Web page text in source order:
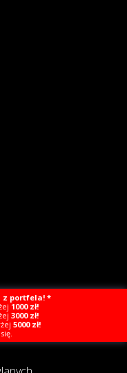
z portfela! *
1000 zł!
3000 zł!
5000 zł!